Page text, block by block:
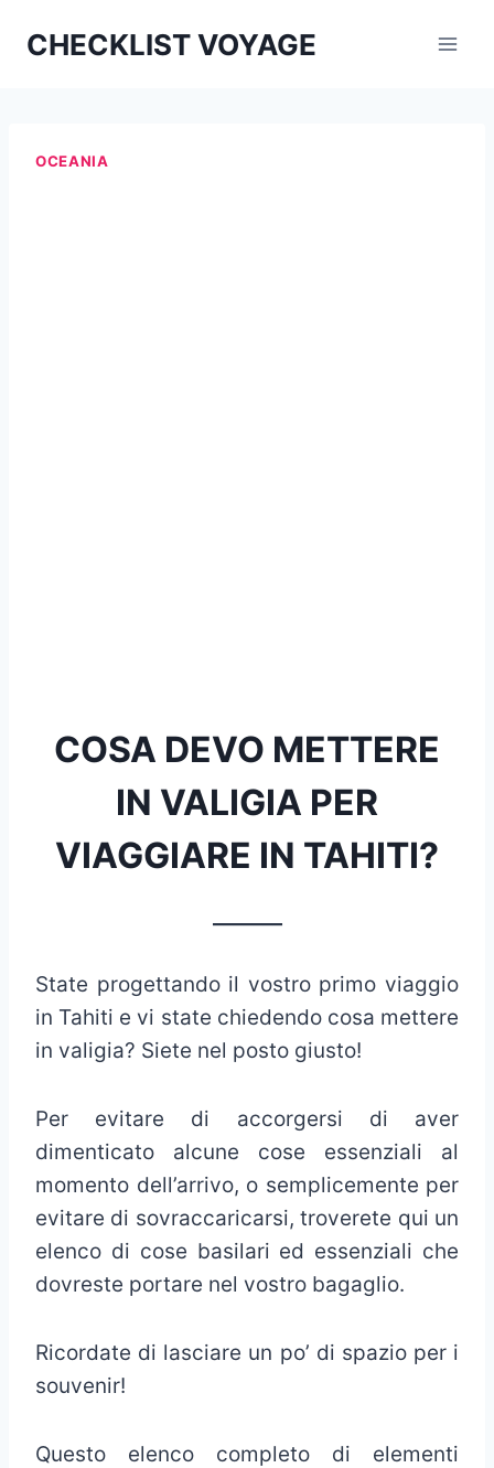
CHECKLIST VOYAGE
OCEANIA
COSA DEVO METTERE
IN VALIGIA PER
VIAGGIARE IN TAHITI?
State progettando il vostro primo viaggio
in Tahiti e vi state chiedendo cosa mettere
in valigia? Siete nel posto giusto!
Per evitare di accorgersi di aver
dimenticato alcune cose essenziali al
momento dell’arrivo, o semplicemente per
evitare di sovraccaricarsi, troverete qui un
elenco di cose basilari ed essenziali che
dovreste portare nel vostro bagaglio.
Ricordate di lasciare un po’ di spazio per i
souvenir!
Questo elenco completo di elementi